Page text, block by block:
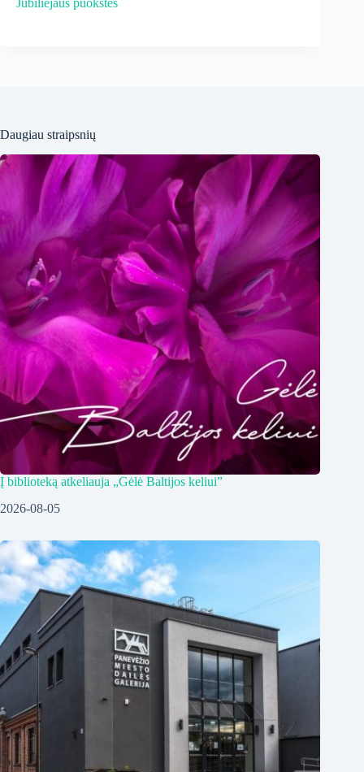
Jubiliejaus puokštės
Daugiau straipsnių
Į biblioteką atkeliauja „Gėlė Baltijos keliui”
2026-08-05